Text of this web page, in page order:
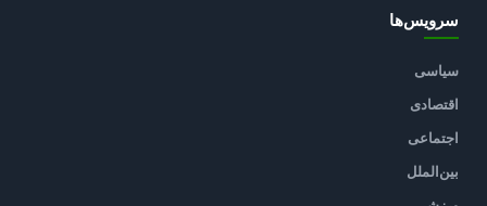
سرویس‌ها
سیاسی
اقتصادی
اجتماعی
بین‌الملل